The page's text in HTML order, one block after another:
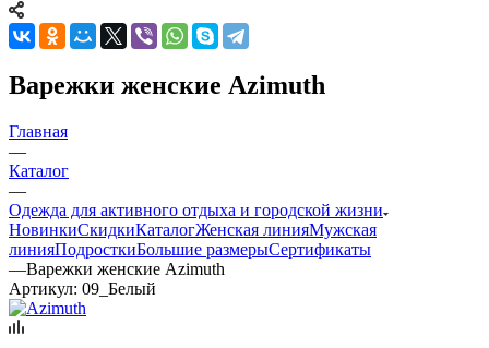
Варежки женские Azimuth
Главная
—
Каталог
—
Одежда для активного отдыха и городской жизни
НовинкиСкидкиКаталогЖенская линияМужская
линияПодросткиБольшие размерыСертификаты
—Варежки женские Azimuth
Артикул: 09_Белый